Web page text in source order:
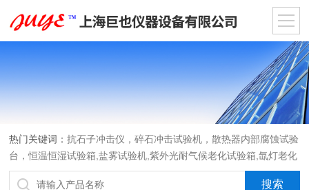
热门关键词：抗石子冲击仪，碎石冲击试验机，散热器内部腐蚀试验
台，恒温恒湿试验箱,盐雾试验机,紫外光耐气候老化试验箱,氙灯老化
试验箱，沙尘试验箱，淋雨试验箱，汽车内饰材料燃烧试验机